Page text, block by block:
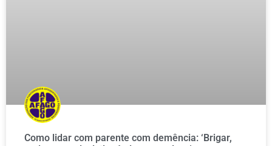
Como lidar com parente com demência: ‘Brigar,